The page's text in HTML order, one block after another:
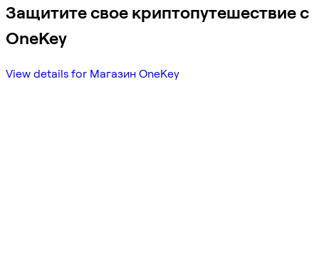
Защитите свое криптопутешествие с
OneKey
View details for Магазин OneKey